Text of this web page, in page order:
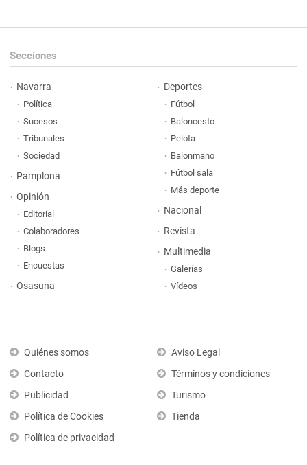
Secciones
Navarra
Política
Sucesos
Tribunales
Sociedad
Pamplona
Opinión
Editorial
Colaboradores
Blogs
Encuestas
Osasuna
Deportes
Fútbol
Baloncesto
Pelota
Balonmano
Fútbol sala
Más deporte
Nacional
Revista
Multimedia
Galerías
Vídeos
Quiénes somos
Contacto
Publicidad
Política de Cookies
Política de privacidad
Aviso Legal
Términos y condiciones
Turismo
Tienda